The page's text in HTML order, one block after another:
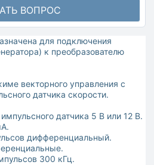
ВОПРОС
для подключения
к преобразователю
векторного управления с
датчика скорости.
датчика 5 В или 12 В.
дифференциальный.
300 кГц.